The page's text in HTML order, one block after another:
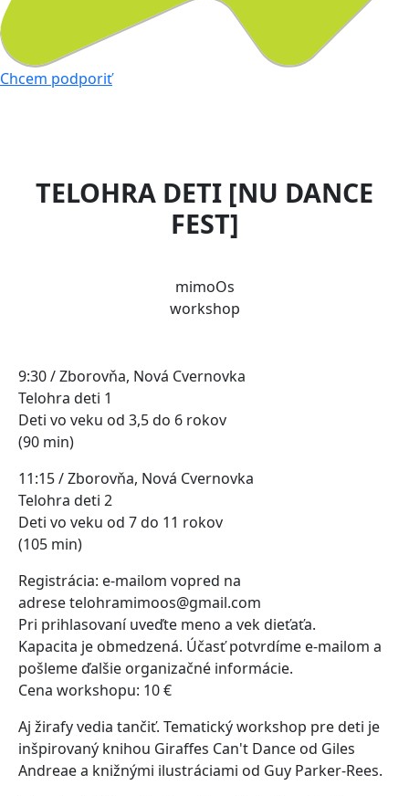
Chcem podporiť
TELOHRA DETI [NU DANCE
FEST]
mimoOs
workshop
9:30 / Zborovňa, Nová Cvernovka
Telohra deti 1
Deti vo veku od 3,5 do 6 rokov
(90 min)
11:15 / Zborovňa, Nová Cvernovka
Telohra deti 2
Deti vo veku od 7 do 11 rokov
(105 min)
Registrácia: e-mailom vopred na
adrese telohramimoos@gmail.com
Pri prihlasovaní uveďte meno a vek dieťaťa.
Kapacita je obmedzená. Účasť potvrdíme e-mailom a
pošleme ďalšie organizačné informácie.
Cena workshopu: 10 €
Aj žirafy vedia tančiť. Tematický workshop pre deti je
inšpirovaný knihou Giraffes Can't Dance od Giles
Andreae a knižnými ilustráciami od Guy Parker-Rees.